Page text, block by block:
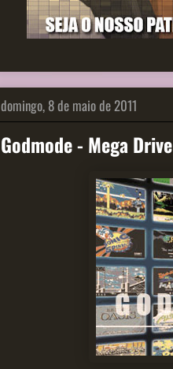
domingo, 8 de maio de 2011
Godmode - Mega Drive